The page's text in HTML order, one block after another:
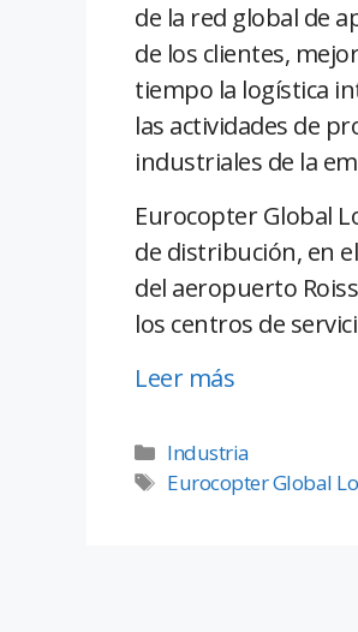
de la red global de
de los clientes,
tiempo la logística
las actividades de
industriales de la
Eurocopter Global
de distribución, en
del aeropuerto
los centros de
Leer más
Industria
Eurocopter Global